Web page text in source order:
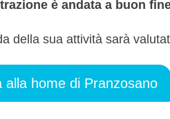
è andata a buon
della sua attività sarà
alla home di Pranzosano